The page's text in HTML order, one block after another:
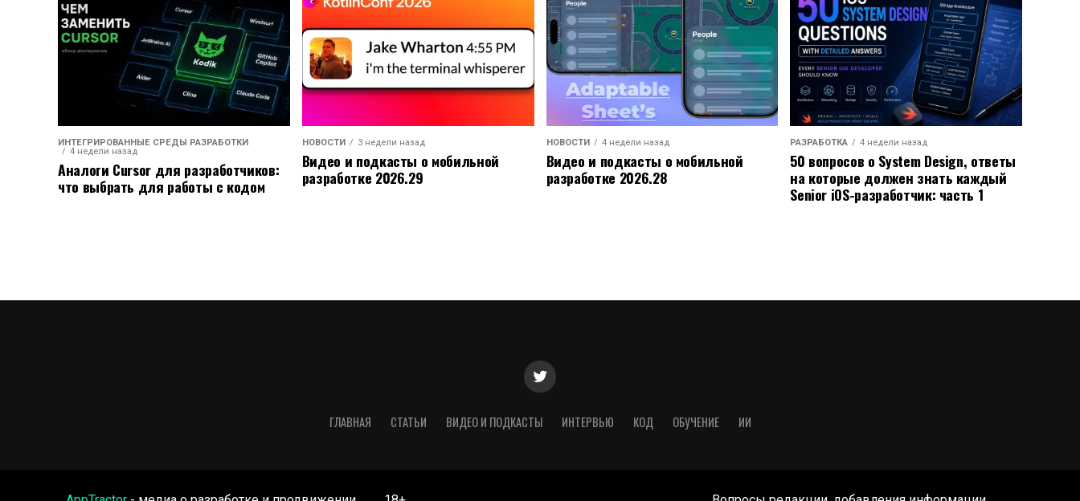
ИНТЕГРИРОВАННЫЕ СРЕДЫ РАЗРАБОТКИ
4 недели назад
Аналоги Cursor для разработчиков:
что выбрать для работы с кодом
НОВОСТИ 3 недели назад
Видео и подкасты о мобильной
разработке 2026.29
НОВОСТИ 4 недели назад
Видео и подкасты о мобильной
разработке 2026.28
РАЗРАБОТКА 4 недели назад
50 вопросов о System Design, ответы
на которые должен знать каждый
Senior iOS-разработчик: часть 1
ГЛАВНАЯ СТАТЬИ ВИДЕО И ПОДКАСТЫ ИНТЕРВЬЮ КОД ОБУЧЕНИЕ ИИ